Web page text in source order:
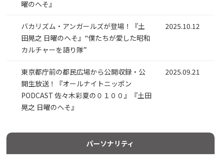
曜のへそ』
バカリズム・アンガールズが登場！『土
田晃之 日曜のへそ』“僕たちが愛した昭和
カルチャーを語り隊”
2025.10.12
東京都庁前の都民広場から公開収録・公
開生放送！『オールナイトニッポン
PODCAST 佐々木彩夏の０１００』『土田
晃之 日曜のへそ』
2025.09.21
パーソナリティ